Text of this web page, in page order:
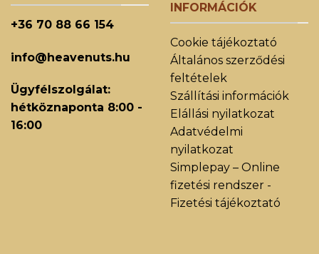
+36 70 88 66 154
info@heavenuts.hu
Ügyfélszolgálat:
hétköznaponta 8:00 -
16:00
INFORMÁCIÓK
Cookie tájékoztató
Általános szerződési
feltételek
Szállítási információk
Elállási nyilatkozat
Adatvédelmi
nyilatkozat
Simplepay – Online
fizetési rendszer -
Fizetési tájékoztató